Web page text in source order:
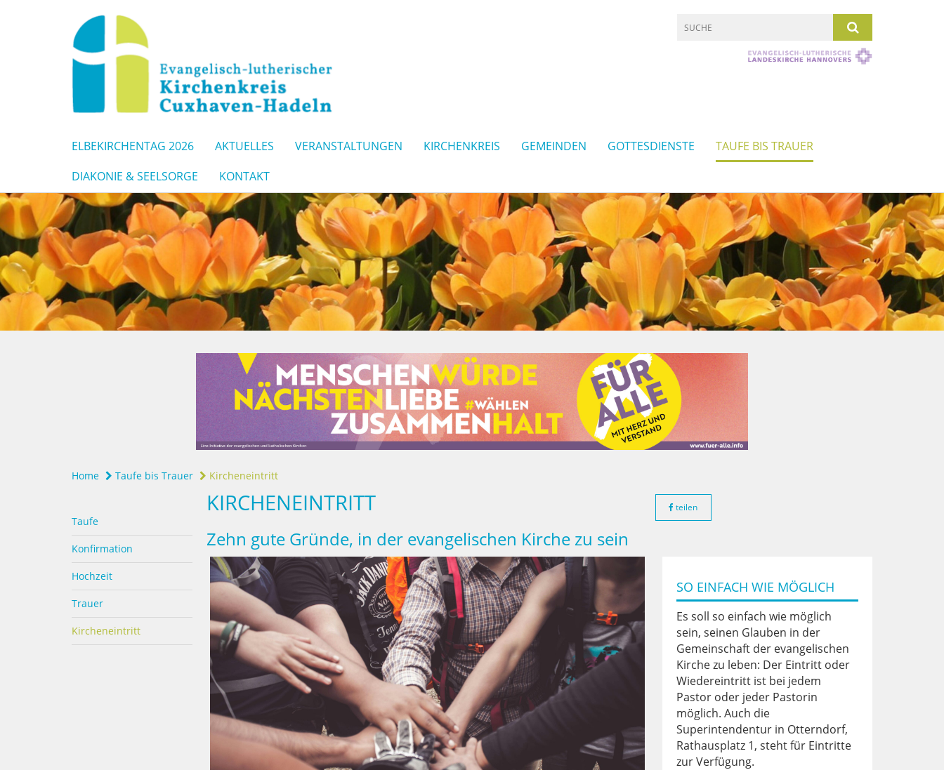
ELBEKIRCHENTAG 2026 AKTUELLES VERANSTALTUNGEN KIRCHENKREIS GEMEINDEN GOTTESDIENSTE
TAUFE BIS TRAUER
DIAKONIE & SEELSORGE
KONTAKT
Home Taufe bis Trauer Kircheneintritt
Taufe
Konfirmation
Hochzeit
Trauer
Kircheneintritt
KIRCHENEINTRITT teilen
Zehn gute Gründe, in der evangelischen Kirche zu sein
SO EINFACH WIE MÖGLICH
Es soll so einfach wie möglich
sein, seinen Glauben in der
Gemeinschaft der evangelischen
Kirche zu leben: Der Eintritt oder
Wiedereintritt ist bei jedem
Pastor oder jeder Pastorin
möglich. Auch die
Superintendentur in Otterndorf,
Rathausplatz 1, steht für Eintritte
zur Verfügung.